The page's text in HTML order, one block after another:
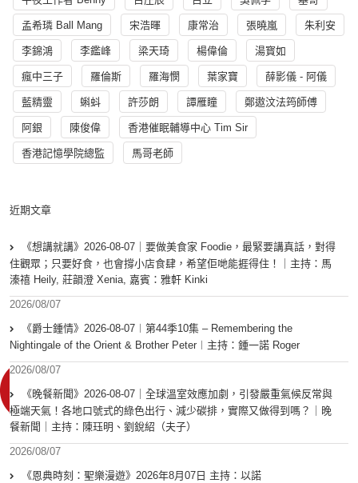
孟希璘 Ball Mang 宋浩暉 康常治 張曉嵐 朱利安
李錦鴻 李鑑峰 梁天琦 楊偉倫 湯寳如
瘋中三子 羅倫斯 羅海憫 葉家寶 薛影儀 - 阿儀
藍精靈 蝌蚪 許莎朗 譚雁瞳 鄭遨汶法筠師傅
阿銀 陳俊偉 香港催眠輔導中心 Tim Sir
香港記憶學院總監 馬哥老師
近期文章
《想講就講》2026-08-07｜要做美食家 Foodie，最緊要講真話，對得
住觀眾；只要好食，也會撐小店食肆，希望佢哋能捱得住！｜主持：馬
溱禧 Heily, 莊韻澄 Xenia, 嘉賓：雅軒 Kinki
2026/08/07
《爵士鍾情》2026-08-07︱第44季10集 – Remembering the
Nightingale of the Orient & Brother Peter︱主持：鍾一諾 Roger
2026/08/07
《晚餐新聞》2026-08-07｜全球溫室效應加劇，引發嚴重氣候反常與
極端天氣！各地口號式的綠色出行、減少碳排，實際又做得到嗎？｜晚
餐新聞｜主持：陳珏明、劉銳紹（夫子）
2026/08/07
《恩典時刻：聖樂漫遊》2026年8月07日 主持：以諾